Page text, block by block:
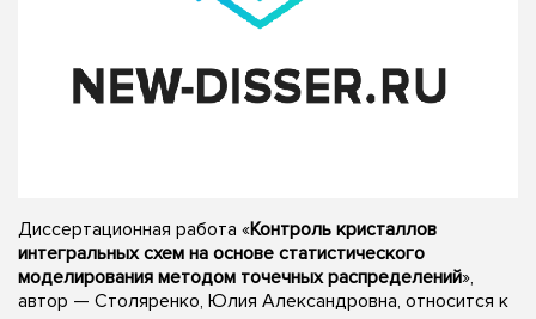
Диссертационная работа «Контроль кристаллов
интегральных схем на основе статистического
моделирования методом точечных распределений»,
автор — Столяренко, Юлия Александровна, относится к